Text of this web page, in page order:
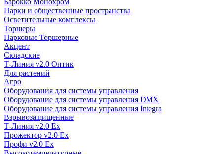
Барокко Монохром
Парки и общественные пространства
Осветительные комплексы
Торшеры
Парковые Торшерные
Акцент
Складские
Т-Линия v2.0 Оптик
Для растений
Агро
Оборудования для системы управления
Оборудование для системы управления DMX
Оборудование для системы управления Integra
Взрывозащищенные
Т-Линия v2.0 Ex
Прожектор v2.0 Ex
Профи v2.0 Ex